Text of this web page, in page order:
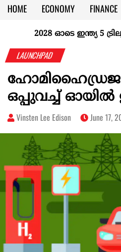
HOME ECONOMY FINANCE
CALENDAR
KERALA @70
2028 ഓടെ ഇന്ത്യ 5
LAUNCHPAD
ഒപ്പുവച്ച് ഓയിൽ
Vinsten Lee Edison June 17,